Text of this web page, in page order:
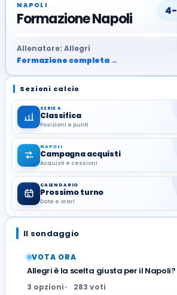
NAPOLI
Formazione Napoli
Allenatore: Allegri
Formazione completa →
Sezioni calcio
SERIE A
Classifica
Posizioni e punti
NAPOLI
Campagna acquisti
Acquisti e cessioni
CALENDARIO
Prossimo turno
Date e orari
Il sondaggio
VOTA ORA
Allegri è la scelta giusta per il Napoli?
3 opzioni 283 voti